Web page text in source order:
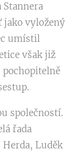
Stannera
jako vyložený
umístil
však již
pochopitelně
společností.
řada
Luděk